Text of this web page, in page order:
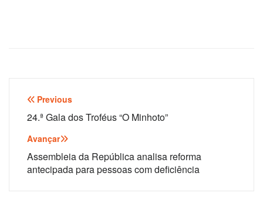
Navegação
de
artigos
Previous
24.ª Gala dos Troféus “O Minhoto”
Avançar
Assembleia da República analisa reforma
antecipada para pessoas com deficiência